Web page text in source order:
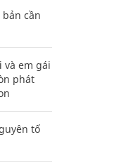
cần
và em gái
phát
tố